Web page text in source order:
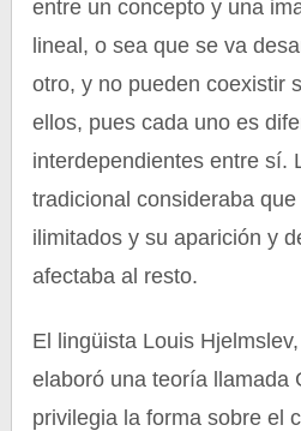
entre un concepto y una
lineal, o sea que se va
otro, y no pueden coexistir
ellos, pues cada uno es
interdependientes entre sí.
tradicional consideraba
ilimitados y su aparición y
afectaba al resto.
El lingüista Louis
elaboró una teoría llamada
privilegia la forma sobre el